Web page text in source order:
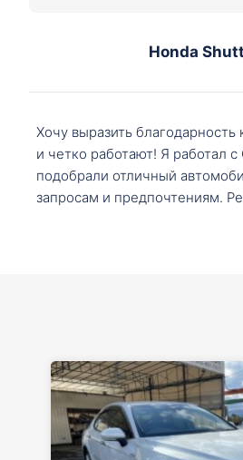
Honda
Хочу выразить
и четко работают! Я работал
подобрали отличный
запросам и предпочтениям.